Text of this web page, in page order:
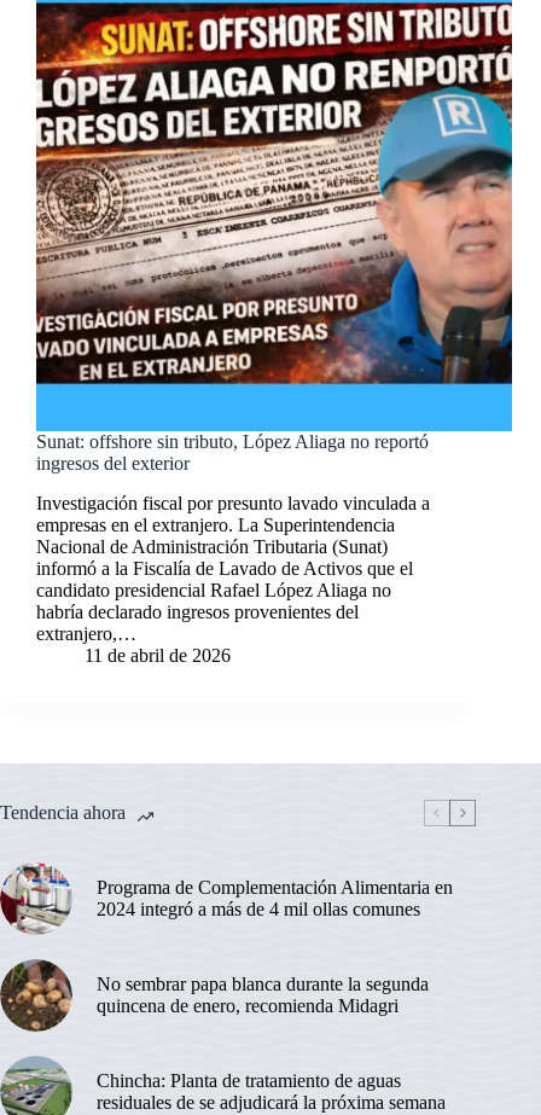
Sunat: offshore sin tributo, López Aliaga no reportó
ingresos del exterior
Investigación fiscal por presunto lavado vinculada a
empresas en el extranjero. La Superintendencia
Nacional de Administración Tributaria (Sunat)
informó a la Fiscalía de Lavado de Activos que el
candidato presidencial Rafael López Aliaga no
habría declarado ingresos provenientes del
extranjero,…
11 de abril de 2026
Tendencia ahora
Programa de Complementación Alimentaria en
2024 integró a más de 4 mil ollas comunes
No sembrar papa blanca durante la segunda
quincena de enero, recomienda Midagri
Chincha: Planta de tratamiento de aguas
residuales de se adjudicará la próxima semana